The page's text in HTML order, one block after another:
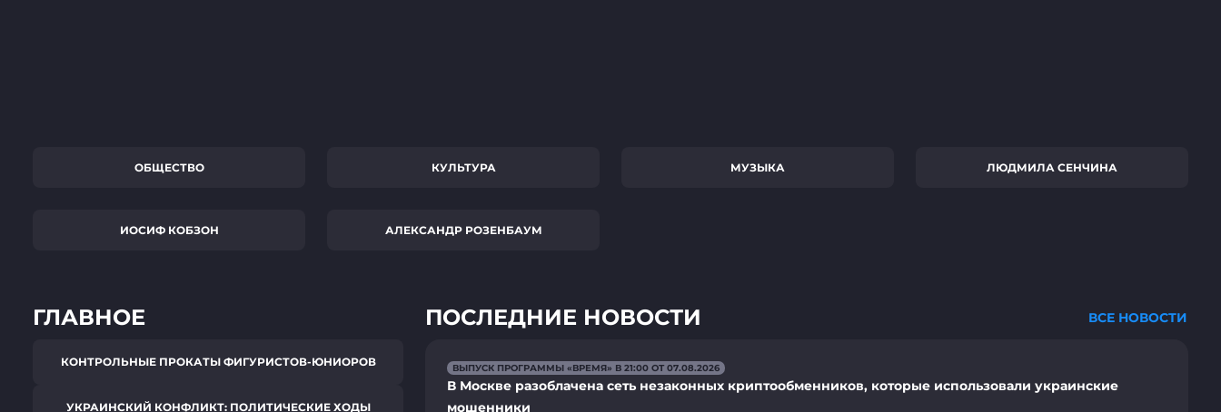
ОБЩЕСТВО КУЛЬТУРА МУЗЫКА ЛЮДМИЛА СЕНЧИНА
ИОСИФ КОБЗОН АЛЕКСАНДР РОЗЕНБАУМ
ГЛАВНОЕ
КОНТРОЛЬНЫЕ ПРОКАТЫ ФИГУРИСТОВ-ЮНИОРОВ
УКРАИНСКИЙ КОНФЛИКТ: ПОЛИТИЧЕСКИЕ ХОДЫ
ПОСЛЕДНИЕ НОВОСТИ ВСЕ НОВОСТИ
ВЫПУСК ПРОГРАММЫ «ВРЕМЯ» В 21:00 ОТ 07.08.2026
В Москве разоблачена сеть незаконных криптообменников, которые использовали украинские
мошенники